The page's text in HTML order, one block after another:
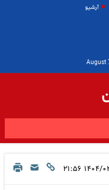
آرشیو
۰۶ ۲۱:۵۶